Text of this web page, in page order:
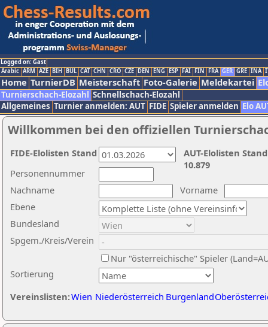
Logged on: Gast
Arabic ARM AZE BIH BUL CAT CHN CRO CZE DEN ENG ESP FAI FIN FRA GER GRE INA
Home TurnierDB Meisterschaft Foto-Galerie Meldekartei
Turnierschach-Elozahl Schnellschach-Elozahl
Allgemeines Turnier anmelden: AUT FIDE Spieler anmelden Elo
Willkommen bei den offiziellen
Nachname
Vorname
Ebene
Sortierung
Personennummer
Bundesland
Spgem./Kreis/Verein
Nur "österreichische" Spieler
Vereinslisten:Wien Niederösterreich Burgenland
AUT-Elolisten
10.879
FIDE-Elolisten Stand